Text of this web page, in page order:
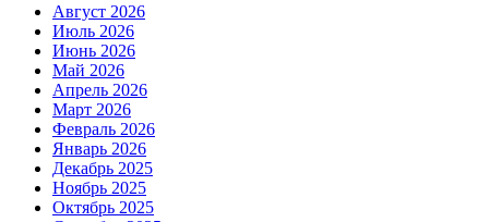
Август 2026
Июль 2026
Июнь 2026
Май 2026
Апрель 2026
Март 2026
Февраль 2026
Январь 2026
Декабрь 2025
Ноябрь 2025
Октябрь 2025